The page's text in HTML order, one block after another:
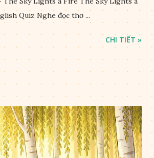
Quiz Nghe đọc thơ ...
CHI TIẾT »